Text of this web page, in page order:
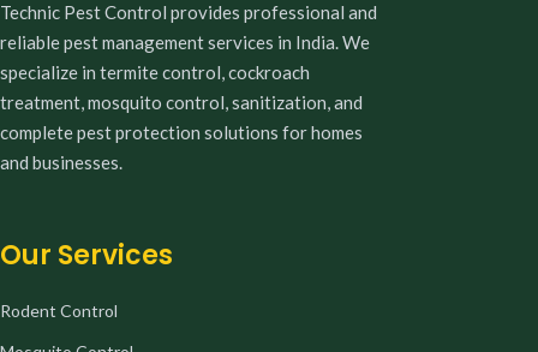
Technic Pest Control provides professional and
reliable pest management services in India. We
specialize in termite control, cockroach
treatment, mosquito control, sanitization, and
complete pest protection solutions for homes
and businesses.
Our Services
Rodent Control